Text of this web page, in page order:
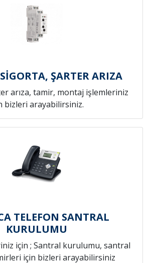
ŞARTER ARIZA
arıza, tamir, montaj işlemleriniz
bizleri arayabilirsiniz.
TELEFON SANTRAL
KURULUMU
için ; Santral kurulumu, santral
için bizleri arayabilirsiniz